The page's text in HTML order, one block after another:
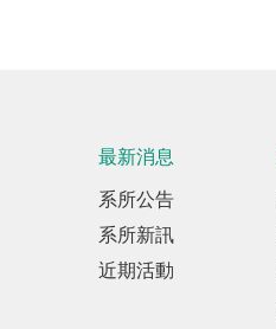
最新消息
系所公告
系所新訊
近期活動